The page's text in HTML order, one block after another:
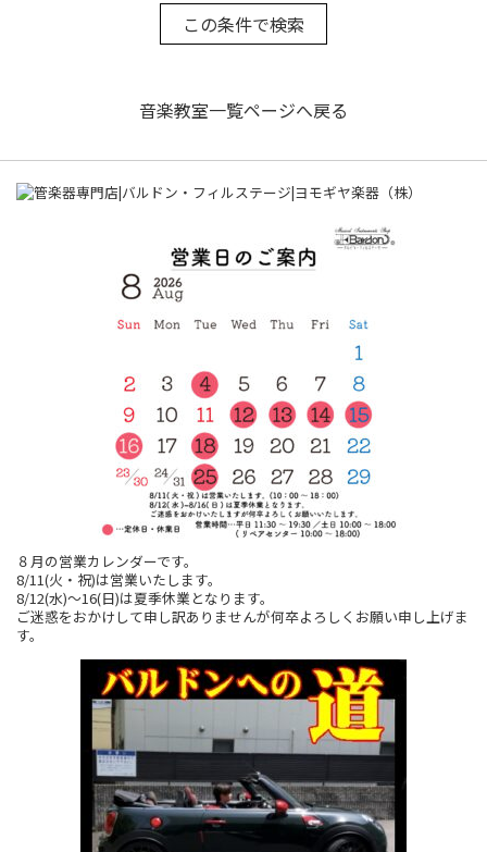
音楽教室一覧ページへ戻る
８月の営業カレンダーです。
8/11(火・祝)は営業いたします。
8/12(水)～16(日)は夏季休業となります。
ご迷惑をおかけして申し訳ありませんが何卒よろしくお願い申し上げま
す。